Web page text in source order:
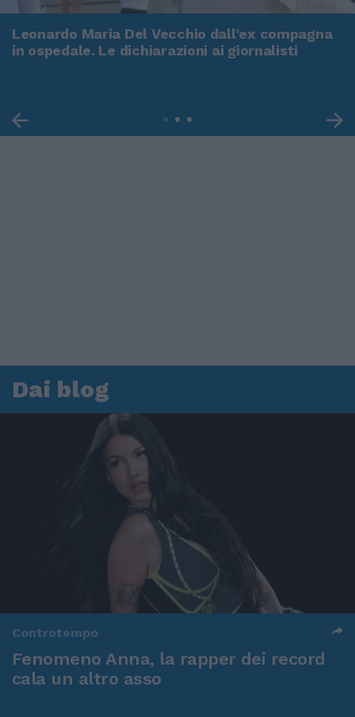
Leonardo Maria Del Vecchio dall'ex compagna
in ospedale. Le dichiarazioni ai giornalisti
Dai blog
Controtempo
Fenomeno Anna, la rapper dei record
cala un altro asso